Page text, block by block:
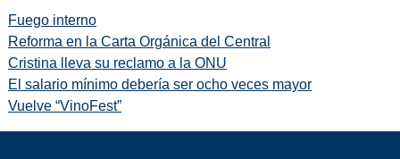
Fuego interno
Reforma en la Carta Orgánica del Central
Cristina lleva su reclamo a la ONU
El salario mínimo debería ser ocho veces mayor
Vuelve “VinoFest”